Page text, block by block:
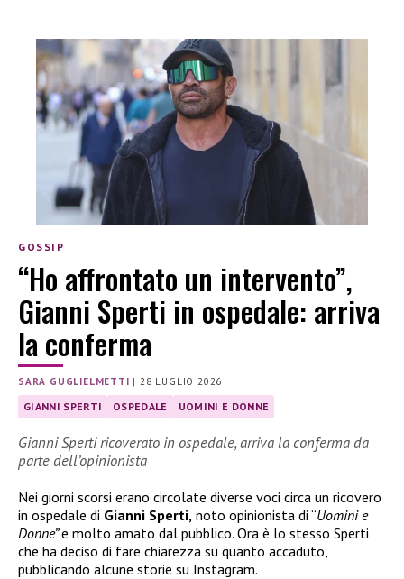
GOSSIP
“Ho affrontato un intervento”,
Gianni Sperti in ospedale: arriva
la conferma
SARA GUGLIELMETTI | 28 LUGLIO 2026
GIANNI SPERTI OSPEDALE UOMINI E DONNE
Gianni Sperti ricoverato in ospedale, arriva la conferma da
parte dell’opinionista
Nei giorni scorsi erano circolate diverse voci circa un ricovero
in ospedale di Gianni Sperti, noto opinionista di “Uomini e
Donne”e molto amato dal pubblico. Ora è lo stesso Sperti
che ha deciso di fare chiarezza su quanto accaduto,
pubblicando alcune storie su Instagram.